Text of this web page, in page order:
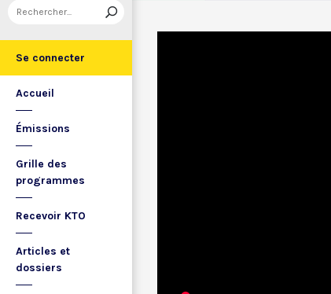
Se connecter
Accueil
Émissions
Grille des
programmes
Recevoir KTO
Articles et
dossiers